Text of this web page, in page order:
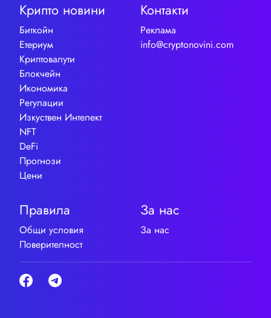
Крипто новини
Биткойн
Етериум
Криптовалути
Блокчейн
Икономика
Регулации
Изкуствен Интелект
NFT
DeFi
Прогнози
Цени
Контакти
Реклама
info@cryptonovini.com
Правила
Общи условия
Поверителност
За нас
За нас